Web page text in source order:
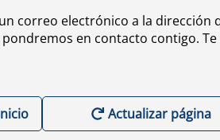
correo electrónico a la dirección
en contacto contigo. Te
Actualizar página